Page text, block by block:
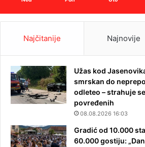
Najčitanije Najnovije
Užas kod
smrskan do
odleteo – strahuje
povređenih
08.08.2026 16:03
Gradić od 10.000
60.000 gostiju: